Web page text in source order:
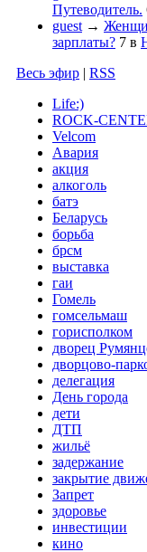
Путеводитель.
guest →
зарплаты? 7 в
Весь эфир | RSS
Life:)
ROCK-
Velcom
Авария
акция
алкоголь
батэ
Беларусь
борьба
брсм
выставка
гаи
Гомель
гомсельмаш
горисполком
дворец
дворцово-
делегация
День города
дети
ДТП
жильё
задержание
закрытие
Запрет
здоровье
инвестиции
кино